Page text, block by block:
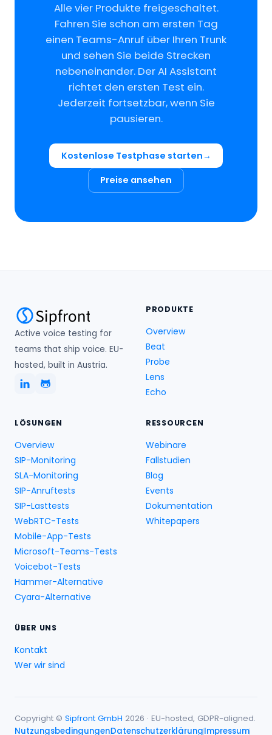
Alle vier Produkte freigeschaltet.
Fahren Sie schon am ersten Tag
einen Teams-Anruf über Ihren Trunk
und sehen Sie beide Strecken
nebeneinander. Der AI Assistant
richtet den ersten Test ein.
Jederzeit fortsetzbar, wenn Sie
pausieren.
Kostenlose Testphase starten
Preise ansehen
Active voice testing for
teams that ship voice. EU-
hosted, built in Austria.
PRODUKTE
Overview
Beat
Probe
Lens
Echo
LÖSUNGEN
Overview
SIP-Monitoring
SLA-Monitoring
SIP-Anruftests
SIP-Lasttests
WebRTC-Tests
Mobile-App-Tests
Microsoft-Teams-Tests
Voicebot-Tests
Hammer-Alternative
Cyara-Alternative
RESSOURCEN
Webinare
Fallstudien
Blog
Events
Dokumentation
Whitepapers
ÜBER UNS
Kontakt
Wer wir sind
Copyright © Sipfront GmbH 2026 · EU-hosted, GDPR-aligned.
NutzungsbedingungenDatenschutzerklärungImpressum